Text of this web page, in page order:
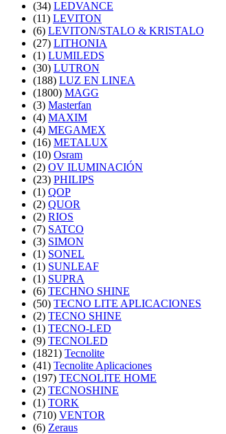
(34) LEDVANCE
(11) LEVITON
(6) LEVITON/STALO & KRISTALO
(27) LITHONIA
(1) LUMILEDS
(30) LUTRON
(188) LUZ EN LINEA
(1800) MAGG
(3) Masterfan
(4) MAXIM
(4) MEGAMEX
(16) METALUX
(10) Osram
(2) OV ILUMINACIÓN
(23) PHILIPS
(1) QOP
(2) QUOR
(2) RIOS
(7) SATCO
(3) SIMON
(1) SONEL
(1) SUNLEAF
(1) SUPRA
(6) TECHNO SHINE
(50) TECNO LITE APLICACIONES
(2) TECNO SHINE
(1) TECNO-LED
(9) TECNOLED
(1821) Tecnolite
(41) Tecnolite Aplicaciones
(197) TECNOLITE HOME
(2) TECNOSHINE
(1) TORK
(710) VENTOR
(6) Zeraus